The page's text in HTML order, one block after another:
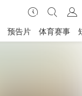
预告片 体育赛事